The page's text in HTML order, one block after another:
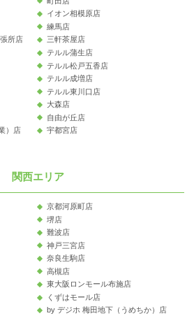
イオン相模原店
練馬店
所店
三軒茶屋店
テルル蒲生店
テルル松戸五香店
テルル成増店
テルル東川口店
大森店
自由が丘店
）店
宇都宮店
関西エリア
京都河原町店
堺店
難波店
神戸三宮店
奈良生駒店
高槻店
東大阪ロンモール布施店
くずはモール店
by デジホ 梅田地下（うめちか）店